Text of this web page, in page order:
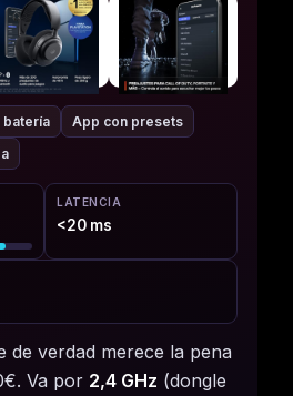
batería
App con presets
LATENCIA
<20 ms
de verdad merece la pena
Va por 2,4 GHz (dongle